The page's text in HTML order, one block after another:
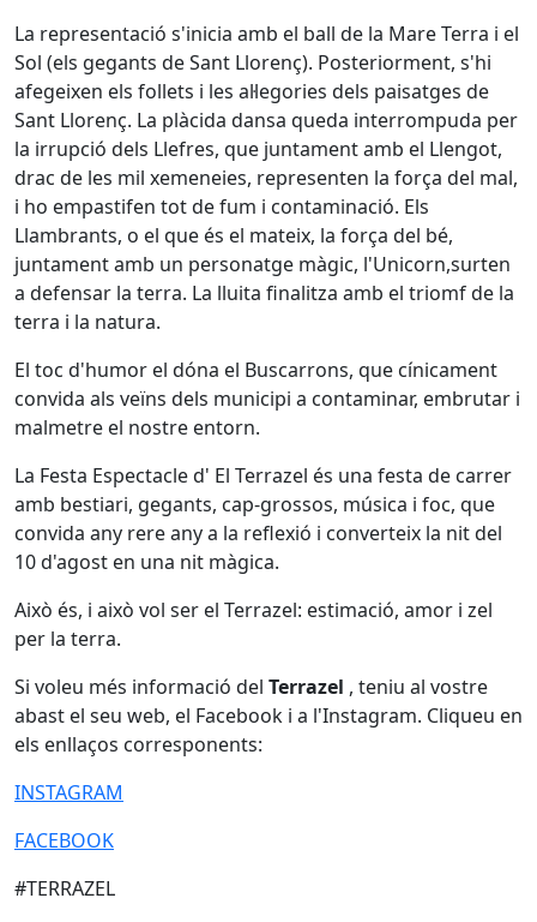
La representació s'inicia amb el ball de la Mare Terra i el
Sol (els gegants de Sant Llorenç). Posteriorment, s'hi
afegeixen els follets i les al·legories dels paisatges de
Sant Llorenç. La plàcida dansa queda interrompuda per
la irrupció dels Llefres, que juntament amb el Llengot,
drac de les mil xemeneies, representen la força del mal,
i ho empastifen tot de fum i contaminació. Els
Llambrants, o el que és el mateix, la força del bé,
juntament amb un personatge màgic, l'Unicorn,surten
a defensar la terra. La lluita finalitza amb el triomf de la
terra i la natura.
El toc d'humor el dóna el Buscarrons, que cínicament
convida als veïns dels municipi a contaminar, embrutar i
malmetre el nostre entorn.
La Festa Espectacle d' El Terrazel és una festa de carrer
amb bestiari, gegants, cap-grossos, música i foc, que
convida any rere any a la reflexió i converteix la nit del
10 d'agost en una nit màgica.
Això és, i això vol ser el Terrazel: estimació, amor i zel
per la terra.
Si voleu més informació del Terrazel , teniu al vostre
abast el seu web, el Facebook i a l'Instagram. Cliqueu en
els enllaços corresponents:
INSTAGRAM
FACEBOOK
#TERRAZEL